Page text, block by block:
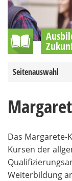
Seitenauswahl
Das Margarete-
Kursen der
Weiterbildung